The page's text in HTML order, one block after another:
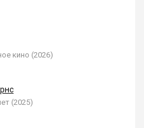
кино (2026)
(2025)